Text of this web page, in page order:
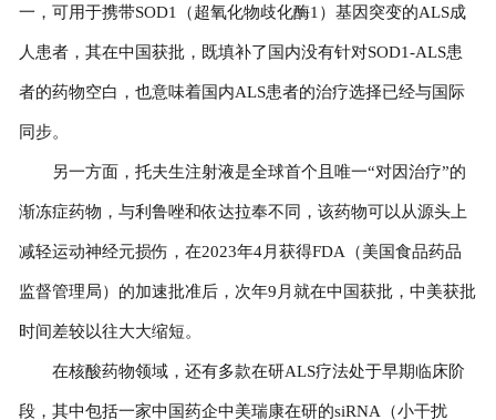
一，可用于携带SOD1（超氧化物歧化酶1）基因突变的ALS成
人患者，其在中国获批，既填补了国内没有针对SOD1-ALS患
者的药物空白，也意味着国内ALS患者的治疗选择已经与国际
同步。
另一方面，托夫生注射液是全球首个且唯一“对因治疗”的
渐冻症药物，与利鲁唑和依达拉奉不同，该药物可以从源头上
减轻运动神经元损伤，在2023年4月获得FDA（美国食品药品
监督管理局）的加速批准后，次年9月就在中国获批，中美获批
时间差较以往大大缩短。
在核酸药物领域，还有多款在研ALS疗法处于早期临床阶
段，其中包括一家中国药企中美瑞康在研的siRNA（小干扰